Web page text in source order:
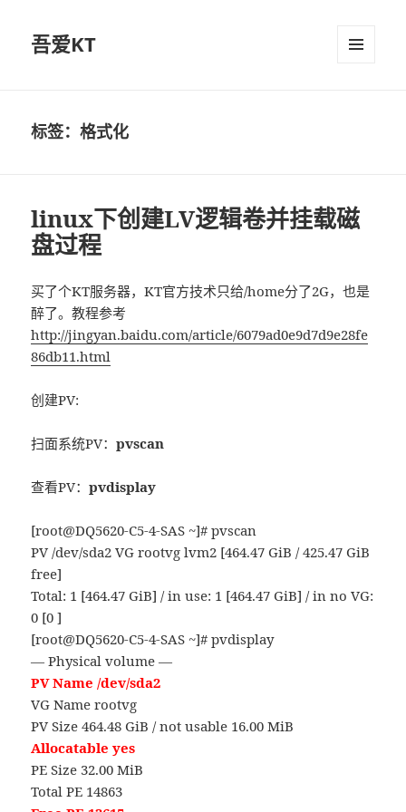
吾爱KT
标签：格式化
linux下创建LV逻辑卷并挂载磁
盘过程
买了个KT服务器，KT官方技术只给/home分了2G，也是
醉了。教程参考
http://jingyan.baidu.com/article/6079ad0e9d7d9e28fe
86db11.html
创建PV:
扫面系统PV：pvscan
查看PV：pvdisplay
[root@DQ5620-C5-4-SAS ~]# pvscan
PV /dev/sda2 VG rootvg lvm2 [464.47 GiB / 425.47 GiB
free]
Total: 1 [464.47 GiB] / in use: 1 [464.47 GiB] / in no VG:
0 [0 ]
[root@DQ5620-C5-4-SAS ~]# pvdisplay
— Physical volume —
PV Name /dev/sda2
VG Name rootvg
PV Size 464.48 GiB / not usable 16.00 MiB
Allocatable yes
PE Size 32.00 MiB
Total PE 14863